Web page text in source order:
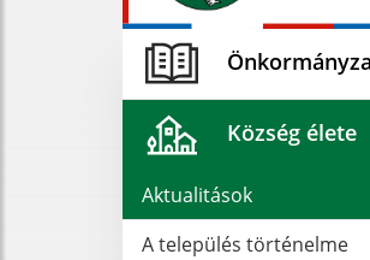
Község élete
Aktualitások
A település történelme